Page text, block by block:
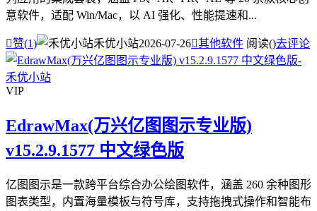
意软件，适配 Win/Mac，以 AI 强化、性能提速和...
赞(1) 禾优小站2026-07-26其他软件 阅读()去评论
VIP
EdrawMax(万兴亿图图示专业版)
v15.2.9.1577 中文绿色版
亿图图示是一款跨平台综合办公绘图软件，涵盖 260 余种图形
图表类型，内置海量模板与符号库，支持拖拽式操作和智能布